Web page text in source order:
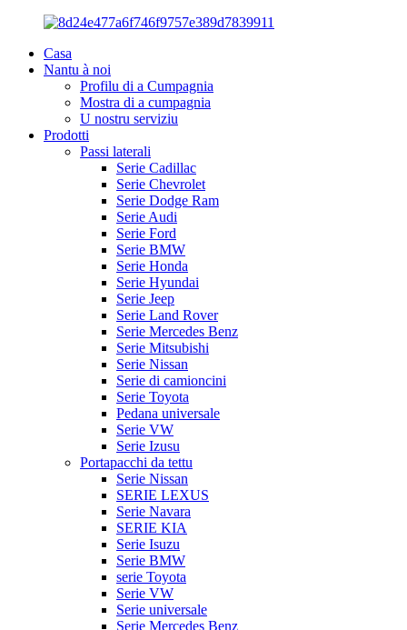
Casa
Nantu à noi
Profilu di a Cumpagnia
Mostra di a cumpagnia
U nostru serviziu
Prodotti
Passi laterali
Serie Cadillac
Serie Chevrolet
Serie Dodge Ram
Serie Audi
Serie Ford
Serie BMW
Serie Honda
Serie Hyundai
Serie Jeep
Serie Land Rover
Serie Mercedes Benz
Serie Mitsubishi
Serie Nissan
Serie di camioncini
Serie Toyota
Pedana universale
Serie VW
Serie Izusu
Portapacchi da tettu
Serie Nissan
SERIE LEXUS
Serie Navara
SERIE KIA
Serie Isuzu
Serie BMW
serie Toyota
Serie VW
Serie universale
Serie Mercedes Benz